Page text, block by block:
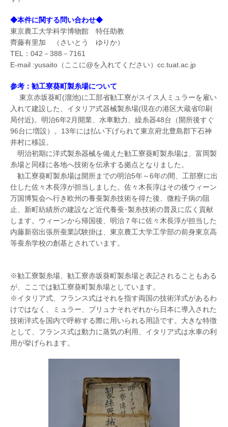
◆本件に関する問い合わせ◆
東京農工大学科学博物館 特任助教
齊藤有里加 （さいとう ゆりか）
TEL：042－388－7161
E-mail :yusaito（ここに@を入れてください）cc.tuat.ac.jp
参考：勧工寮葵町製糸場について
東京赤坂葵町(溜池)に工部省勧工寮がスイス人ミュラーを雇い
入れて建設した、イタリア式器械製糸場(現在の港区大蔵省印刷
局付近)。明治6年2月開業、水車動力、繰糸器48台（開所後すぐ
96台に増設）。13年には払い下げられて東京府北豊島郡下石神
井村に移設。
明治初期に洋式製糸器械を備えた勧工寮葵町製糸場は、富岡製
糸場と同様に各地へ技術を伝承する拠点となりました。
勧工寮葵町製糸場は開所までの明治5年～6年の間、工部寮に出
仕した佐々木長淳が担当しました。佐々木長淳はその後ウィーン
万国博覧会へ行き欧州の養蚕製糸技術を得た後、微粒子病の阻
止、新町紡績所の建設など近代養蚕･製糸技術の普及に広く貢献
します。ウィーンから帰国後、明治７年に佐々木長淳が担当した
内藤新宿出張所蚕業試験掛は、東京農工大学工学部の前身東京高
等蚕糸学校の創基とされています。
※勧工寮製糸場、勧工寮赤坂葵町製糸場と表記されることもある
が、ここでは勧工寮葵町製糸場としています。
※イタリア式、フランス式はそれを指す両国の技術洋式があるわ
けではなく、ミュラー、ブリュナそれぞれから日本に導入された
技術洋式を国内で呼称する際に用いられる用語です。大きな特徴
として、フランス式は動力に蒸気の利用、イタリア式は水車の利
用が挙げられます。